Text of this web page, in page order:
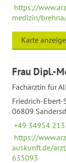
https://
medizin/
Karte
Frau Dipl.-
Fachärztin für
Friedrich-Ebert-
06809
+49 34954
https://
auskunft.de/
635093